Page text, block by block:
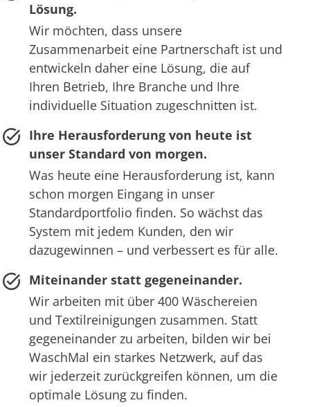
Lösung.
Wir möchten, dass unsere
Zusammenarbeit eine Partnerschaft ist und
entwickeln daher eine Lösung, die auf
Ihren Betrieb, Ihre Branche und Ihre
individuelle Situation zugeschnitten ist.
Ihre Herausforderung von heute ist
unser Standard von morgen.
Was heute eine Herausforderung ist, kann
schon morgen Eingang in unser
Standardportfolio finden. So wächst das
System mit jedem Kunden, den wir
dazugewinnen – und verbessert es für alle.
Miteinander statt gegeneinander.
Wir arbeiten mit über 400 Wäschereien
und Textilreinigungen zusammen. Statt
gegeneinander zu arbeiten, bilden wir bei
WaschMal ein starkes Netzwerk, auf das
wir jederzeit zurückgreifen können, um die
optimale Lösung zu finden.